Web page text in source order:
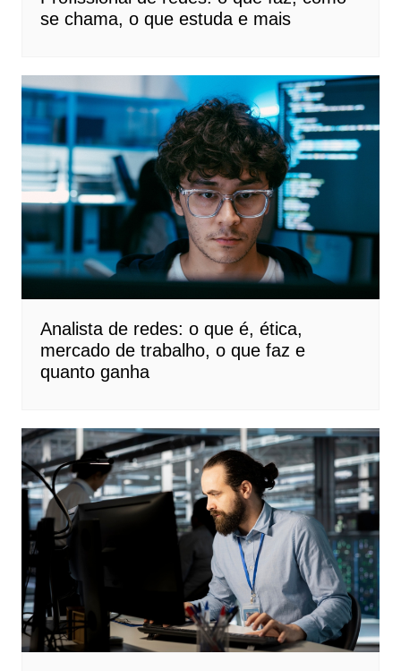
se chama, o que estuda e mais
Analista de redes: o que é, ética,
mercado de trabalho, o que faz e
quanto ganha